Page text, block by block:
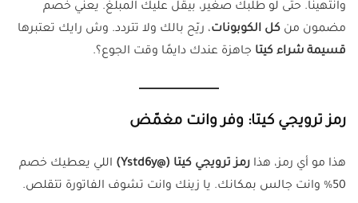
وانتهينا. حتى لو طلبك صغير، بيقل عليك المبلغ. يعني خصم
مضمون من كل الكوبونات، ريّح بالك ولا تتردد. وش رايك تعتبرها
قسيمة شراء كيتا جاهزة عندك دايمًا وقت الجوع؟.
رمز ترويجي كيتا: وفر وانت مغمّض
هذا مو أي رمز، هذا رمز ترويجي كيتا (@Ystd6y)
اللي يعطيك خصم
50% وانت جالس بمكانك. يا زينك وانت تشوف الفاتورة تتقلص.